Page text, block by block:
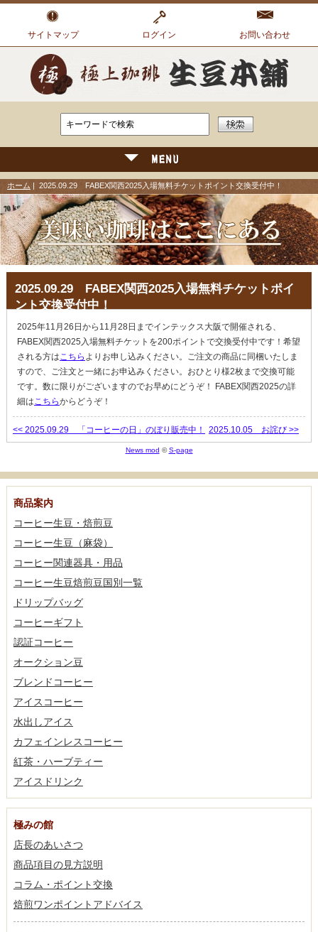
サイトマップ ログイン お問い合わせ
ホーム | 2025.09.29 FABEX関西2025入場無料チケットポイント交換受付中！
2025.09.29 FABEX関西2025入場無料チケットポイ
ント交換受付中！
2025年11月26日から11月28日までインテックス大阪で開催される、
FABEX関西2025入場無料チケットを200ポイントで交換受付中です！希望
される方はこちら よりお申し込みください。ご注文の商品に同梱いたしま
すので、ご注文と一緒にお申込みください。おひとり様2枚まで交換可能
です。数に限りがございますのでお早めにどうぞ！ FABEX関西2025の詳
細はこちらからどうぞ！
<< 2025.09.29 「コーヒーの日」のぼり販売中！ 2025.10.05 お詫び >>
News mod ©S-page
商品案内
コーヒー生豆・焙煎豆
コーヒー生豆（麻袋）
コーヒー関連器具・用品
コーヒー生豆焙煎豆国別一覧
ドリップバッグ
コーヒーギフト
認証コーヒー
オークション豆
ブレンドコーヒー
アイスコーヒー
水出しアイス
カフェインレスコーヒー
紅茶・ハーブティー
アイスドリンク
極みの館
店長のあいさつ
商品項目の見方説明
コラム・ポイント交換
焙煎ワンポイントアドバイス